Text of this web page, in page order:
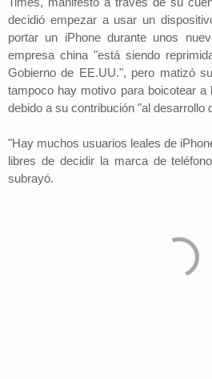
decidió empezar a usar un
portar un iPhone durante unos
empresa china "está siendo
Gobierno de EE.UU.", pero matizó
tampoco hay motivo para boicotear a
debido a su contribución "al desarrollo
"Hay muchos usuarios leales de
libres de decidir la marca de
subrayó.